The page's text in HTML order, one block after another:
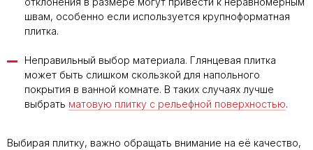
швам, особенно если используется крупноформатная
плитка.
Неправильный выбор материала. Глянцевая плитка
может быть слишком скользкой для напольного
покрытия в ванной комнате. В таких случаях лучше
выбрать матовую плитку с рельефной поверхностью.
Выбирая плитку, важно обращать внимание на её качество,